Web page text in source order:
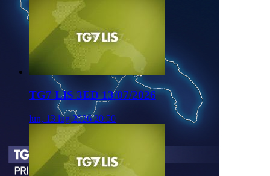
TG7 LIS 3ED 13/07/2026
lun, 13 lug 2026 20:50